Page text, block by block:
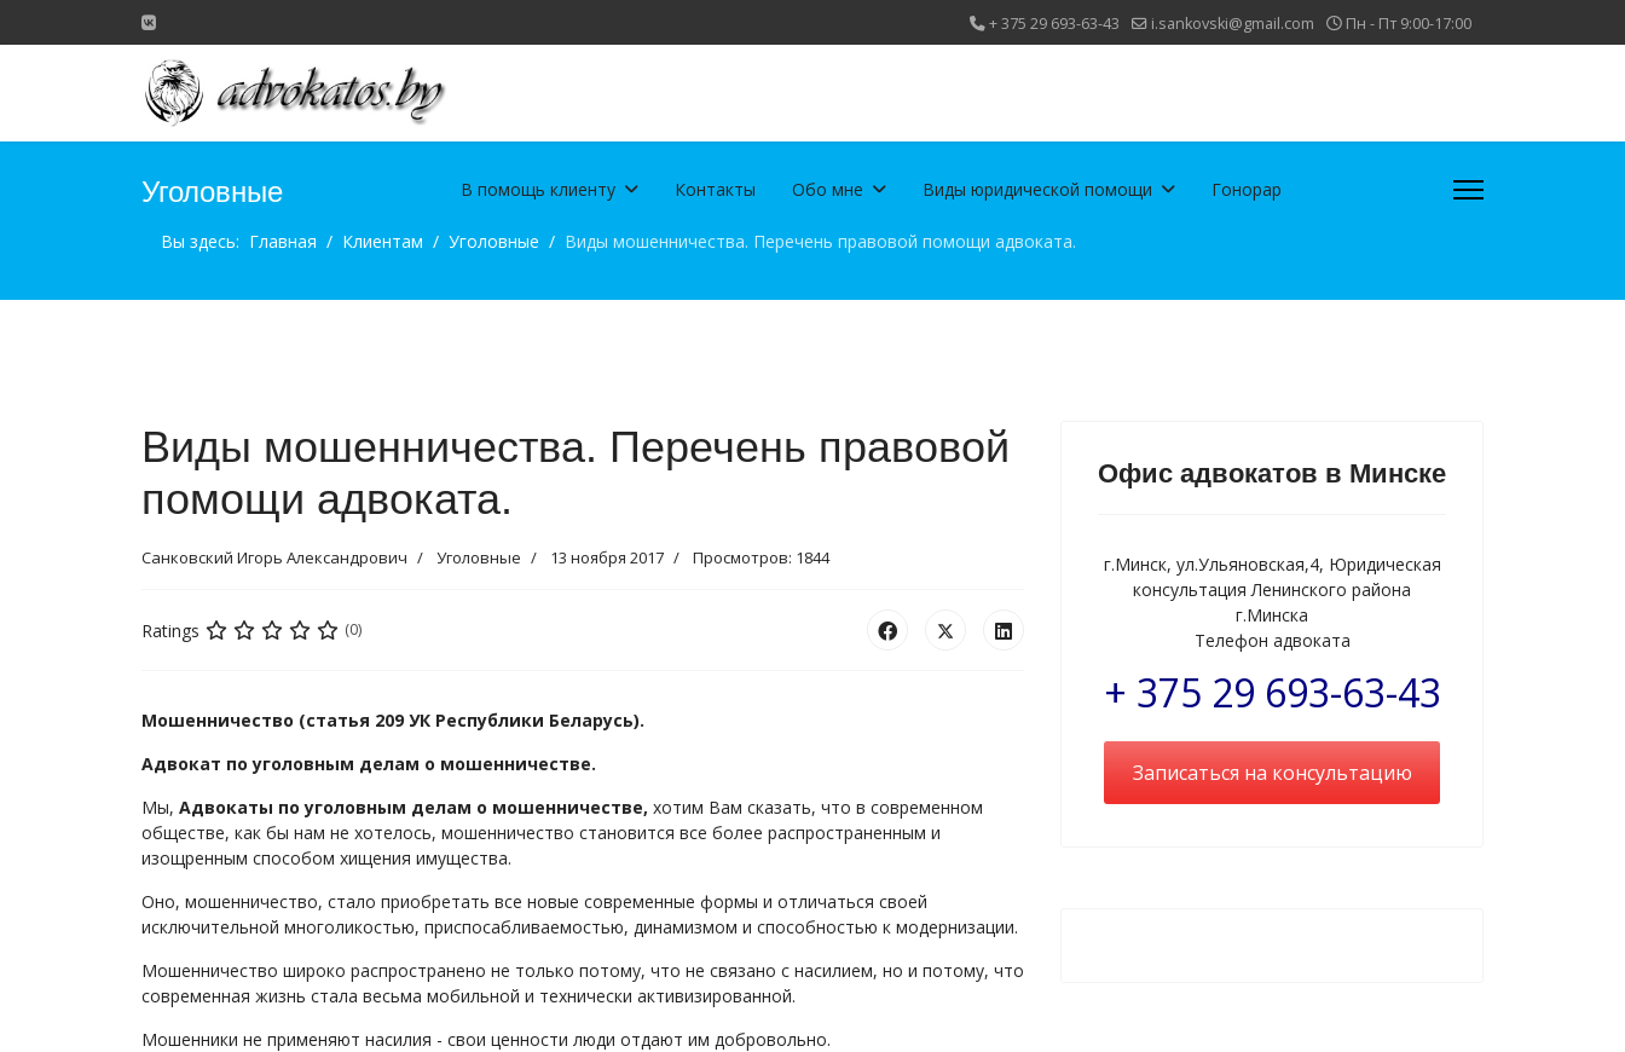
+ 375 29 693-63-43 i.sankovski@gmail.com Пн - Пт 9:00-17:00
В помощь клиенту Контакты Обо мне Виды юридической помощи Гонорар
Уголовные
Вы здесь: Главная Клиентам Уголовные Виды мошенничества. Перечень правовой помощи адвоката.
Виды мошенничества. Перечень правовой
помощи адвоката.
Санковский Игорь Александрович Уголовные 13 ноября 2017 Просмотров: 1844
Ratings (0)
Мошенничество (статья 209 УК Республики Беларусь).
Адвокат по уголовным делам о мошенничестве.
Мы, Адвокаты по уголовным делам о мошенничестве, хотим Вам сказать, что в современном
обществе, как бы нам не хотелось, мошенничество становится все более распространенным и
изощренным способом хищения имущества.
Оно, мошенничество, стало приобретать все новые современные формы и отличаться своей
исключительной многоликостью, приспосабливаемостью, динамизмом и способностью к модернизации.
Мошенничество широко распространено не только потому, что не связано с насилием, но и потому, что
современная жизнь стала весьма мобильной и технически активизированной.
Мошенники не применяют насилия - свои ценности люди отдают им добровольно.
Офис адвокатов в Минске
г.Минск, ул.Ульяновская,4, Юридическая
консультация Ленинского района
г.Минска
Телефон адвоката
+ 375 29 693-63-43
Записаться на консультацию